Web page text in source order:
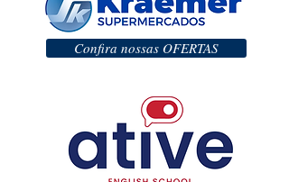
Confira nossas OFERTAS